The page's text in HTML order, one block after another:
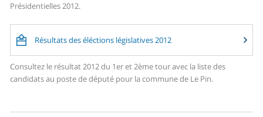
Présidentielles 2012.
Résultats des éléctions législatives 2012
Consultez le résultat 2012 du 1er et 2ème tour avec la liste des
candidats au poste de député pour la commune de Le Pin.